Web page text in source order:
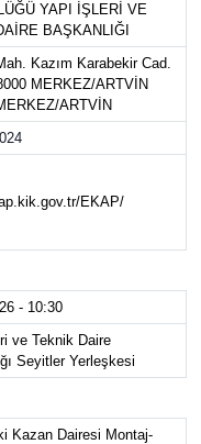
YAPI İŞLERİ VE
BAŞKANLIĞI
Kazım Karabekir Cad.
MERKEZ/ARTVİN
ARTVİN
EKAP/
- 10:30
ve Teknik Daire
Seyitler Yerleşkesi
Kazan Dairesi Montaj-